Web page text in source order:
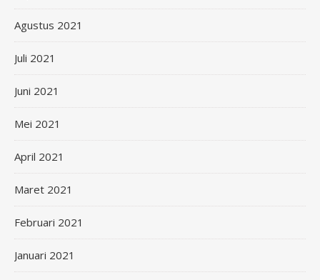
Agustus 2021
Juli 2021
Juni 2021
Mei 2021
April 2021
Maret 2021
Februari 2021
Januari 2021